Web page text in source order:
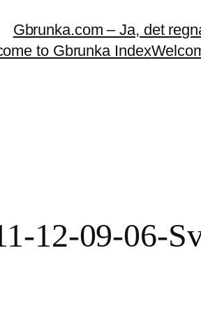
Gbrunka.com – Ja, det
to Gbrunka Index
12-09-06-